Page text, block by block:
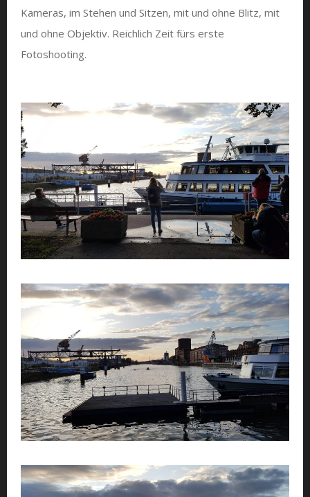
Kameras, im Stehen und Sitzen, mit und ohne Blitz, mit
und ohne Objektiv. Reichlich Zeit fürs erste
Fotoshooting.